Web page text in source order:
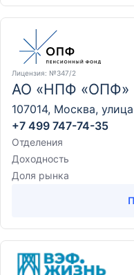
Лицензия: №347/2
АО «НПФ «ОПФ»
107014, Москва,
+7 499 747-74-35
Отделения
Доходность
Доля рынка